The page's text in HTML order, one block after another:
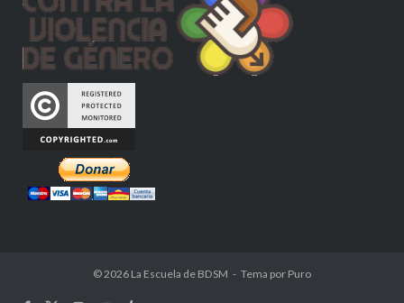
© 2026 La Escuela de BDSM Tema por Puro